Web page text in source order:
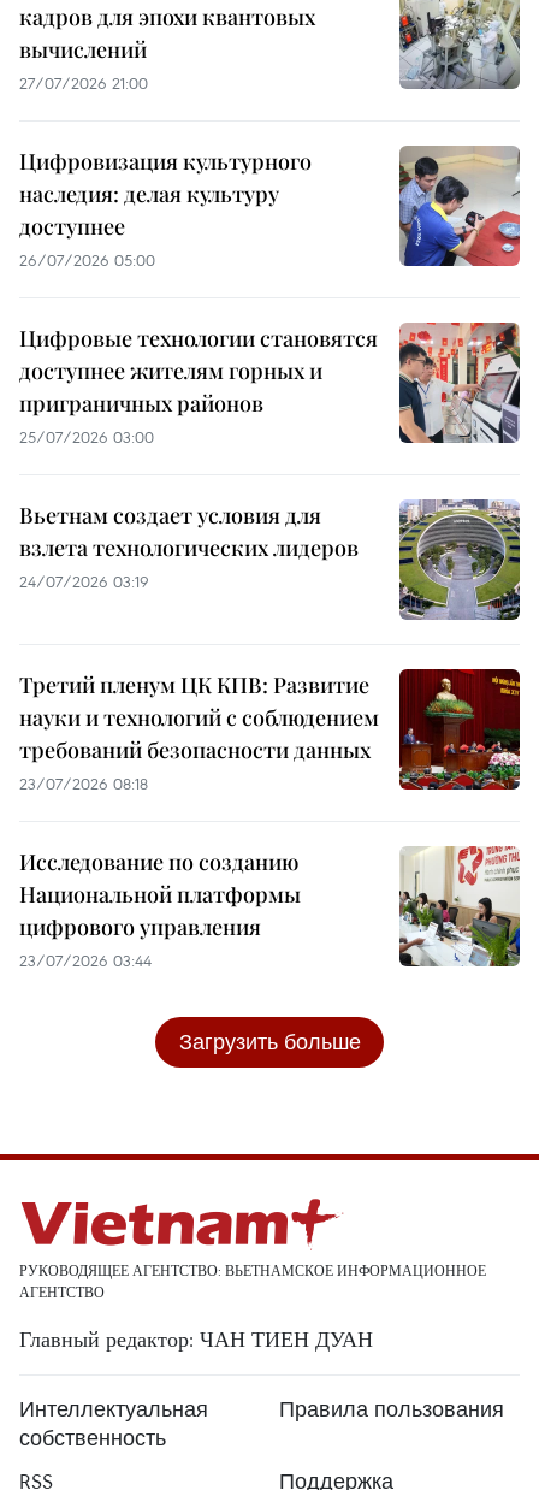
кадров для эпохи квантовых
вычислений
27/07/2026 21:00
Цифровизация культурного
наследия: делая культуру
доступнее
26/07/2026 05:00
Цифровые технологии становятся
доступнее жителям горных и
приграничных районов
25/07/2026 03:00
Вьетнам создает условия для
взлета технологических лидеров
24/07/2026 03:19
Третий пленум ЦК КПВ: Развитие
науки и технологий с соблюдением
требований безопасности данных
23/07/2026 08:18
Исследование по созданию
Национальной платформы
цифрового управления
23/07/2026 03:44
Загрузить больше
РУКОВОДЯЩЕЕ АГЕНТСТВО: ВЬЕТНАМСКОЕ ИНФОРМАЦИОННОЕ
АГЕНТСТВО
Главный редактор: ЧАН ТИЕН ДУАН
Интеллектуальная
собственность
Правила пользования
RSS Поддержка